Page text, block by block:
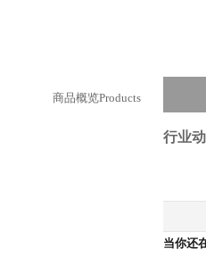
商品概览Products
行业
当你还